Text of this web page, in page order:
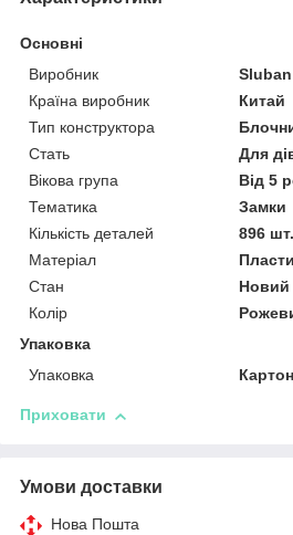
Основні
Виробник
Sluban
Країна виробник
Китай
Тип конструктора
Стать
Для
Вікова група
Від 5
Тематика
Замки
Кількість деталей
896 шт.
Матеріал
Стан
Новий
Колір
Упаковка
Упаковка
Приховати
Умови доставки
Нова Пошта